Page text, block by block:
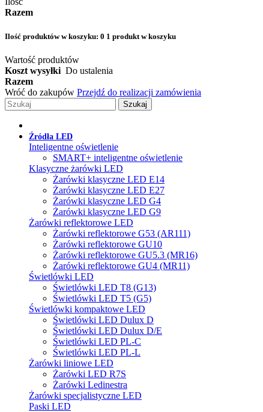
Razem
Ilość produktów w koszyku: 0 1 produkt w koszyku
Wartość produktów
Koszt wysyłki Do ustalenia
Razem
Wróć do zakupów Przejdź do realizacji zamówienia
Szukaj
Źródła LED
Inteligentne oświetlenie
SMART+ inteligentne oświetlenie
Klasyczne żarówki LED
Żarówki klasyczne LED E14
Żarówki klasyczne LED E27
Żarówki klasyczne LED G4
Żarówki klasyczne LED G9
Żarówki reflektorowe LED
Żarówki reflektorowe G53 (AR111)
Żarówki reflektorowe GU10
Żarówki reflektorowe GU5.3 (MR16)
Żarówki reflektorowe GU4 (MR11)
Świetlówki LED
Świetlówki LED T8 (G13)
Świetlówki LED T5 (G5)
Świetlówki kompaktowe LED
Świetlówki LED Dulux D
Świetlówki LED Dulux D/E
Świetlówki LED PL-C
Świetlówki LED PL-L
Żarówki liniowe LED
Żarówki LED R7S
Żarówki Ledinestra
Żarówki specjalistyczne LED
Paski LED